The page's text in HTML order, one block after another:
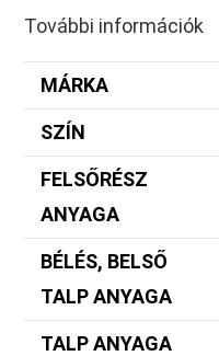
További információk
MÁRKA
SZÍN
FELSŐRÉSZ
ANYAGA
BÉLÉS, BELSŐ
TALP ANYAGA
TALP ANYAGA